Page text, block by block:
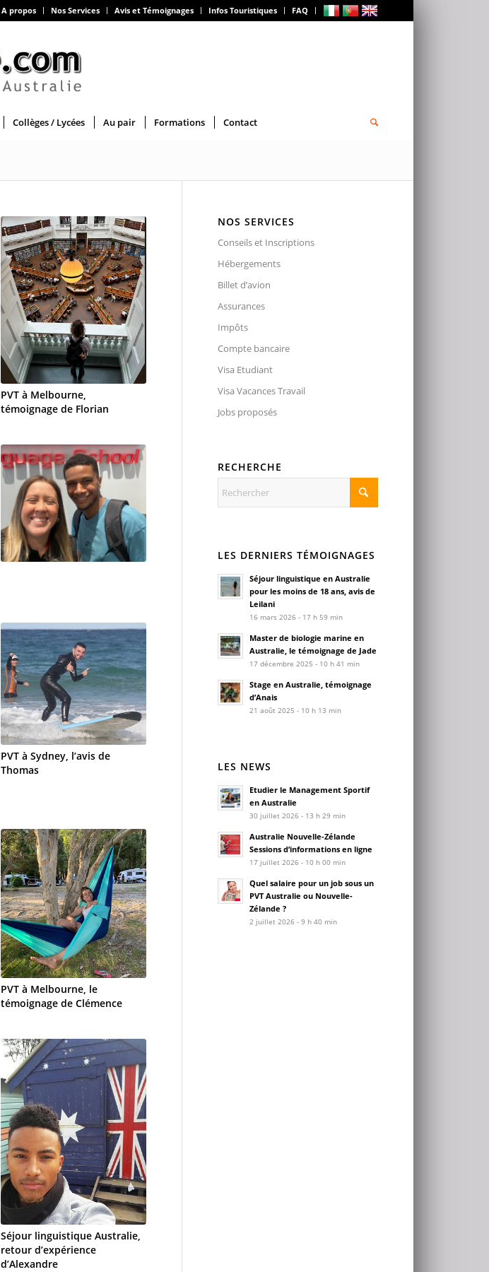
A propos Nos Services Avis et Témoignages Infos Touristiques FAQ
Collèges / Lycées Au pair Formations Contact
PVT à Melbourne,
témoignage de Florian
PVT à Sydney, l’avis de
Thomas
PVT à Melbourne, le
témoignage de Clémence
Séjour linguistique Australie,
retour d’expérience
d’Alexandre
NOS SERVICES
Conseils et Inscriptions
Hébergements
Billet d’avion
Assurances
Impôts
Compte bancaire
Visa Etudiant
Visa Vacances Travail
Jobs proposés
RECHERCHE
LES DERNIERS TÉMOIGNAGES
Séjour linguistique en Australie
pour les moins de 18 ans, avis de
Leilani
16 mars 2026 - 17 h 59 min
Master de biologie marine en
Australie, le témoignage de Jade
17 décembre 2025 - 10 h 41 min
Stage en Australie, témoignage
d’Anais
21 août 2025 - 10 h 13 min
LES NEWS
Etudier le Management Sportif
en Australie
30 juillet 2026 - 13 h 29 min
Australie Nouvelle-Zélande
Sessions d’informations en ligne
17 juillet 2026 - 10 h 00 min
Quel salaire pour un job sous un
PVT Australie ou Nouvelle-
Zélande ?
2 juillet 2026 - 9 h 40 min